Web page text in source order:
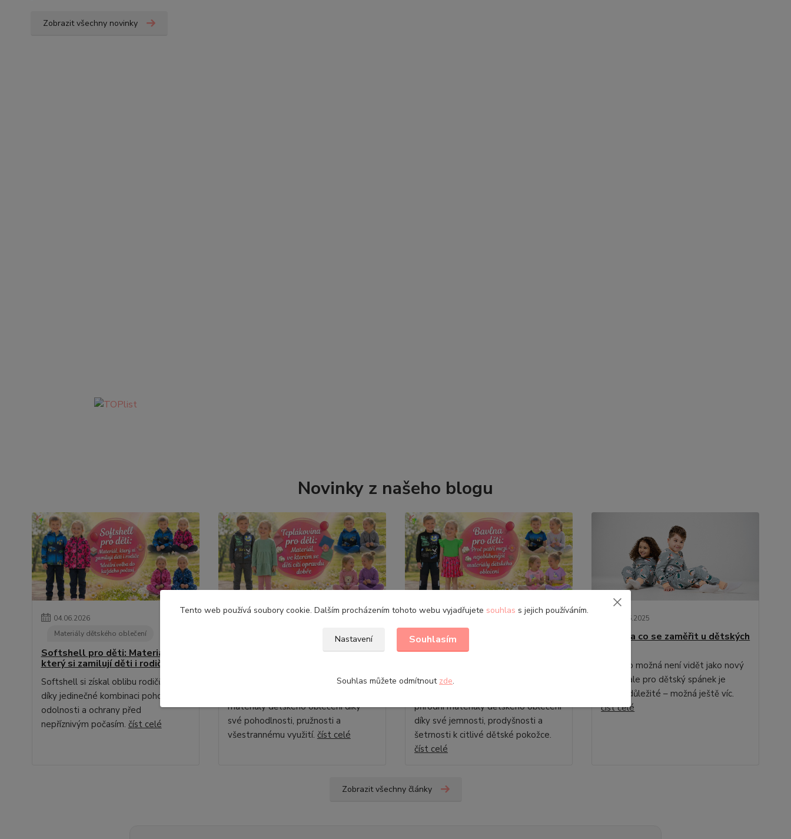
Zobrazit všechny novinky
Novinky z našeho blogu
04.06.2026
Materiály dětského oblečení
Softshell pro děti: Materiál,
který si zamilují děti i rodiče
Softshell si získal oblibu rodičů i dětí
díky jedinečné kombinaci pohodlí,
odolnosti a ochrany před
nepříznivým počasím. číst celé
Teplákovina pro děti: Materiál,
materiály dětského oblečení díky
své pohodlnosti, pružnosti a
všestrannému využití. číst celé
Materiály dětského oblečení
Bavlna pro děti: Proč patří mezi
dětského oblečení
přírodní materiály dětského oblečení
díky své jemnosti, prodyšnosti a
šetrnosti k citlivé dětské pokožce.
číst celé
06.2025
Tipy, na co se zaměřit u dětských
Pyžamo možná není vidět jako nový
kabát, ale pro dětský spánek je
stejně důležité – možná ještě víc.
číst celé
Zobrazit všechny články
Tento web používá soubory cookie. Dalším procházením tohoto webu vyjadřujete souhlas s jejich používáním.
Nastavení Souhlasím
Souhlas můžete odmítnout zde.